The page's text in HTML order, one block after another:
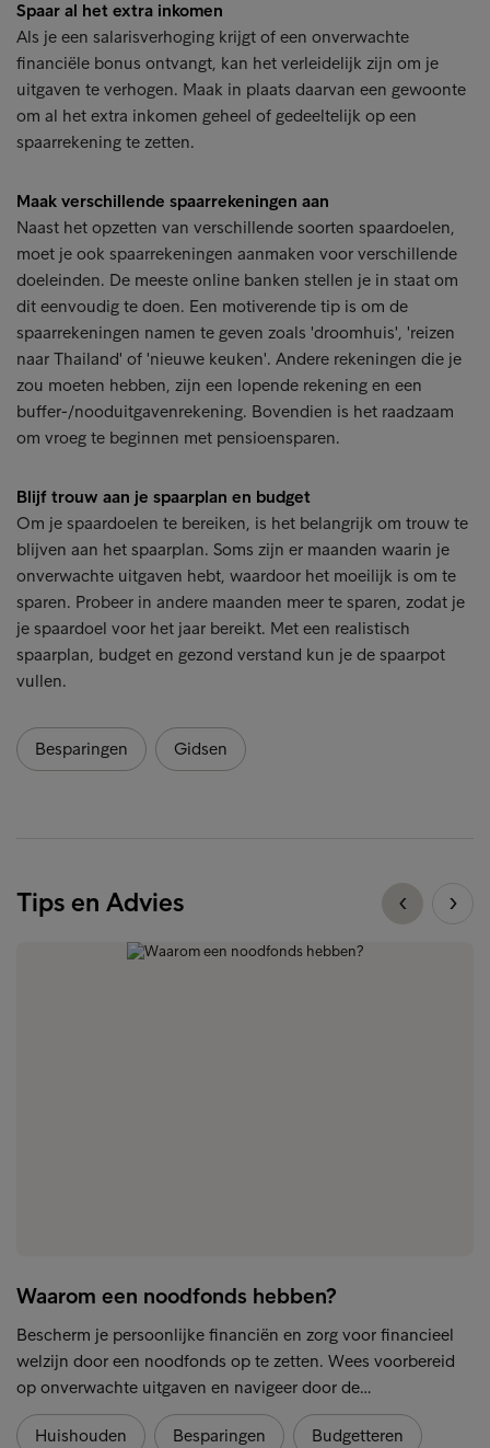
Spaar al het extra inkomen
Als je een salarisverhoging krijgt of een onverwachte
financiële bonus ontvangt, kan het verleidelijk zijn om je
uitgaven te verhogen. Maak in plaats daarvan een gewoonte
om al het extra inkomen geheel of gedeeltelijk op een
spaarrekening te zetten.
Maak verschillende spaarrekeningen aan
Naast het opzetten van verschillende soorten spaardoelen,
moet je ook spaarrekeningen aanmaken voor verschillende
doeleinden. De meeste online banken stellen je in staat om
dit eenvoudig te doen. Een motiverende tip is om de
spaarrekeningen namen te geven zoals 'droomhuis', 'reizen
naar Thailand' of 'nieuwe keuken'. Andere rekeningen die je
zou moeten hebben, zijn een lopende rekening en een
buffer-/nooduitgavenrekening. Bovendien is het raadzaam
om vroeg te beginnen met pensioensparen.
Blijf trouw aan je spaarplan en budget
Om je spaardoelen te bereiken, is het belangrijk om trouw te
blijven aan het spaarplan. Soms zijn er maanden waarin je
onverwachte uitgaven hebt, waardoor het moeilijk is om te
sparen. Probeer in andere maanden meer te sparen, zodat je
je spaardoel voor het jaar bereikt. Met een realistisch
spaarplan, budget en gezond verstand kun je de spaarpot
vullen.
Besparingen Gidsen
Tips en Advies
Waarom een noodfonds hebben?
Bescherm je persoonlijke financiën en zorg voor financieel
welzijn door een noodfonds op te zetten. Wees voorbereid
op onverwachte uitgaven en navigeer door de…
Huishouden Besparingen Budgetteren